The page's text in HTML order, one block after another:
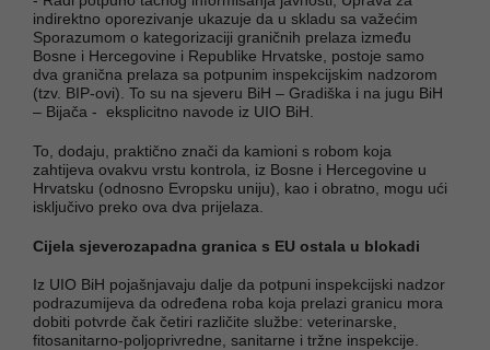
indirektno oporezivanje ukazuje da u skladu sa važećim
Sporazumom o kategorizaciji graničnih prelaza između
Bosne i Hercegovine i Republike Hrvatske, postoje samo
dva granična prelaza sa potpunim inspekcijskim nadzorom
(tzv. BIP-ovi). To su na sjeveru BiH – Gradiška i na jugu BiH
– Bijača - eksplicitno navode iz UIO BiH.
To, dodaju, praktično znači da kamioni s robom koja
zahtijeva ovakvu vrstu kontrola, iz Bosne i Hercegovine u
Hrvatsku (odnosno Evropsku uniju), kao i obratno, mogu ući
isključivo preko ova dva prijelaza.
Cijela sjeverozapadna granica s EU ostala u blokadi
Iz UIO BiH pojašnjavaju dalje da potpuni inspekcijski nadzor
podrazumijeva da određena roba koja prelazi granicu mora
dobiti potvrde čak četiri različite službe: veterinarske,
fitosanitarno-poljoprivredne, sanitarne i tržne inspekcije.